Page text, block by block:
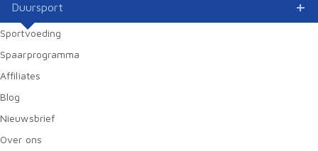
Duursport
Sportvoeding
Spaarprogramma
Affiliates
Blog
Nieuwsbrief
Over ons